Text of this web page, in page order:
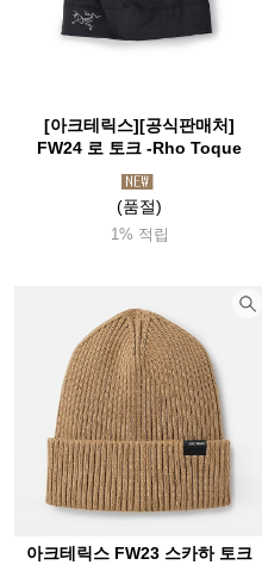
[아크테릭스][공식판매처]
FW24 로 토크 -Rho Toque
(품절)
1% 적립
아크테릭스 FW23 스카하 토크